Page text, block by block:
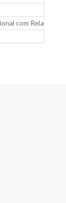
com Relatório